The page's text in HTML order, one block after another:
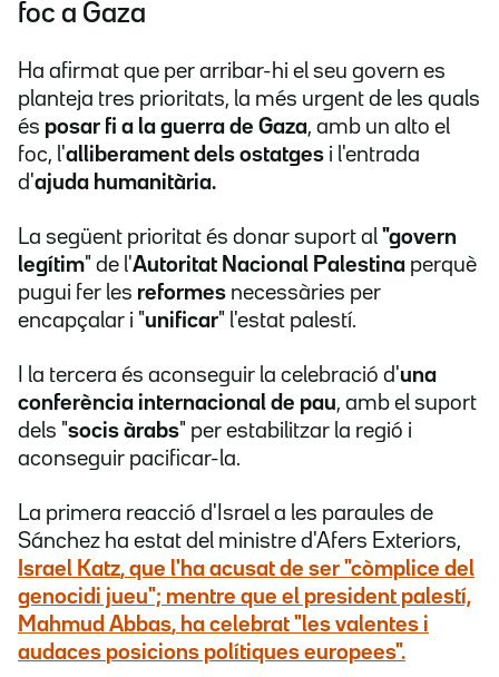
foc a Gaza
Ha afirmat que per arribar-hi el seu govern es
planteja tres prioritats, la més urgent de les quals
és posar fi a la guerra de Gaza, amb un alto el
foc, l'alliberament dels ostatges i l'entrada
d'ajuda humanitària.
La següent prioritat és donar suport al "govern
legítim" de l'Autoritat Nacional Palestina perquè
pugui fer les reformes necessàries per
encapçalar i "unificar" l'estat palestí.
I la tercera és aconseguir la celebració d'una
conferència internacional de pau, amb el suport
dels "socis àrabs" per estabilitzar la regió i
aconseguir pacificar-la.
La primera reacció d'Israel a les paraules de
Sánchez ha estat del ministre d'Afers Exteriors,
Israel Katz, que l'ha acusat de ser "còmplice del
genocidi jueu"; mentre que el president palestí,
Mahmud Abbas, ha celebrat "les valentes i
audaces posicions polítiques europees".